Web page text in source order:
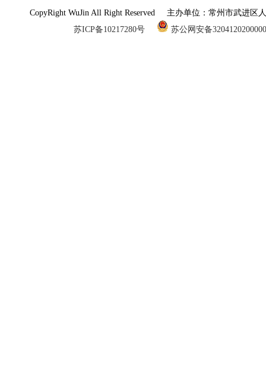
CopyRight WuJin All Right Reserved 主办单位：常州市武进
苏ICP备10217280号
苏公网安备